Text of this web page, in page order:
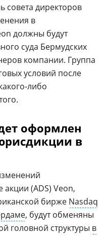
совета директоров
в
должны будут
суда Бермудских
компании. Группа
условий после
либо
оформлен
в
акции (ADS) Veon,
бирже Nasdaq
, будут обменяны
головной структуры в